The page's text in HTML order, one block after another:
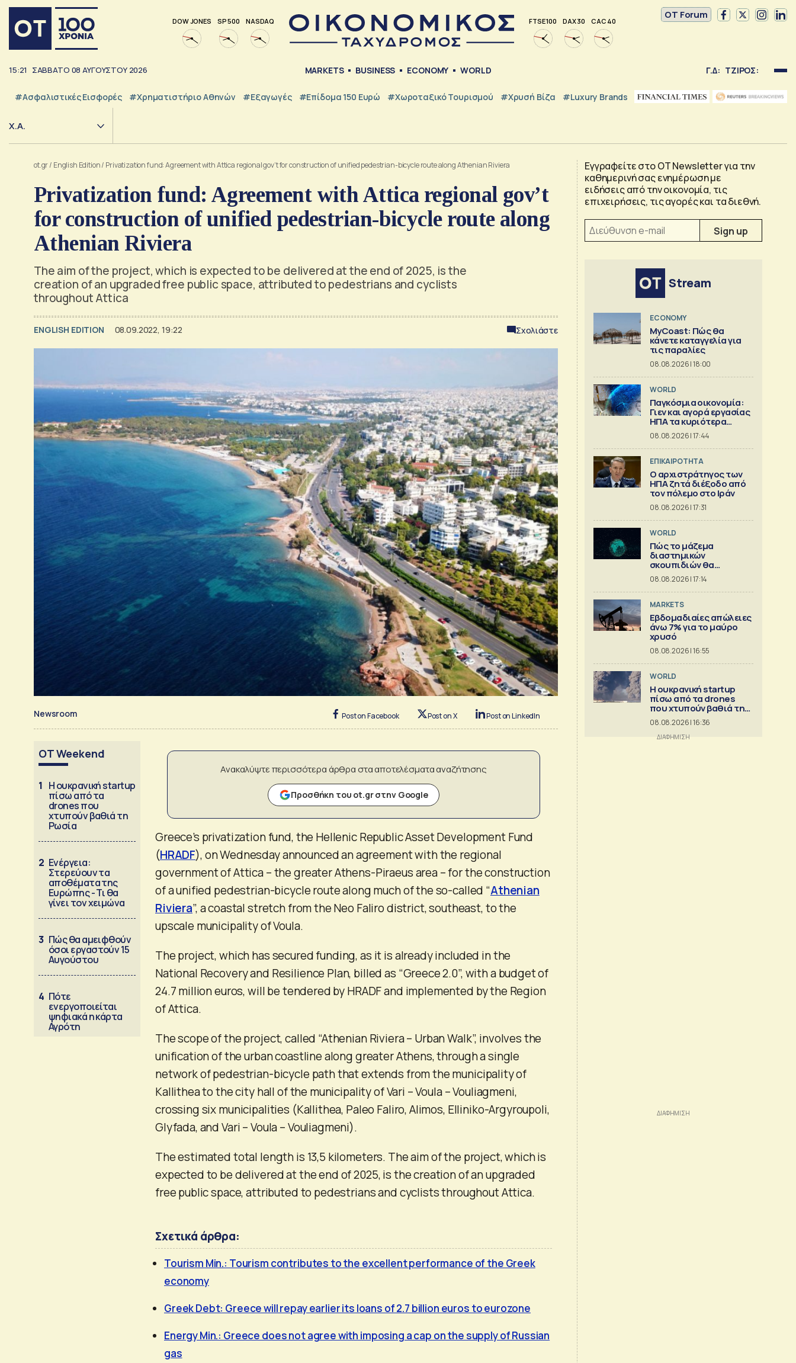
DOW JONES SP 500 NASDAQ FTSE 100 DAX 30 CAC 40
OT Forum
15:21 ΣΑΒΒΑΤΟ 08 ΑΥΓΟΥΣΤΟΥ 2026 MARKETS BUSINESS ECONOMY WORLD Γ.Δ: ΤΖΙΡΟΣ:
#Ασφαλιστικές Εισφορές #Χρηματιστήριο Αθηνών #εξαγωγές #Επίδομα 150 Ευρώ #Χωροταξικό Τουρισμού #Χρυσή Βίζα #luxury Brands
Χ.Α.
ot.gr/ English Edition/ Privatization fund: Agreement with Attica regional gov’t for construction of unified pedestrian-bicycle route along Athenian Riviera
Privatization fund: Agreement with Attica regional gov’t
for construction of unified pedestrian-bicycle route along
Athenian Riviera
The aim of the project, which is expected to be delivered at the end of 2025, is the
creation of an upgraded free public space, attributed to pedestrians and cyclists
throughout Attica
ENGLISH EDITION 08.09.2022, 19:22 Σχολιάστε
Newsroom Post on Facebook Post on X Post on LinkedIn
OT Weekend
1 Η ουκρανική startup
πίσω από τα
drones που
χτυπούν βαθιά τη
Ρωσία
2 Ενέργεια:
Στερεύουν τα
αποθέματα της
Ευρώπης - Τι θα
γίνει τον χειμώνα
3 Πώς θα αμειφθούν
όσοι εργαστούν 15
Αυγούστου
4 Πότε
ενεργοποιείται
ψηφιακά η κάρτα
Αγρότη
Ανακαλύψτε περισσότερα άρθρα στα αποτελέσματα αναζήτησης
Προσθήκη του ot.gr στην Google
Greece’s privatization fund, the Hellenic Republic Asset Development Fund
(HRADF), on Wednesday announced an agreement with the regional
government of Attica – the greater Athens-Piraeus area – for the construction
of a unified pedestrian-bicycle route along much of the so-called “Athenian
Riviera”, a coastal stretch from the Neo Faliro district, southeast, to the
upscale municipality of Voula.
The project, which has secured funding, as it is already included in the
National Recovery and Resilience Plan, billed as “Greece 2.0”, with a budget of
24.7 million euros, will be tendered by HRADF and implemented by the Region
of Attica.
The scope of the project, called “Athenian Riviera – Urban Walk”, involves the
unification of the urban coastline along greater Athens, through a single
network of pedestrian-bicycle path that extends from the municipality of
Kallithea to the city hall of the municipality of Vari – Voula – Vouliagmeni,
crossing six municipalities (Kallithea, Paleo Faliro, Alimos, Elliniko-Argyroupoli,
Glyfada, and Vari – Voula – Vouliagmeni).
The estimated total length is 13,5 kilometers. The aim of the project, which is
expected to be delivered at the end of 2025, is the creation of an upgraded
free public space, attributed to pedestrians and cyclists throughout Attica.
Σχετικά άρθρα:
Tourism Min.: Tourism contributes to the excellent performance of the Greek
economy
Greek Debt: Greece will repay earlier its loans of 2.7 billion euros to eurozone
Energy Min.: Greece does not agree with imposing a cap on the supply of Russian
gas
Εγγραφείτε στο OT Newsletter για την
καθημερινή σας ενημέρωση με
ειδήσεις από την οικονομία, τις
επιχειρήσεις, τις αγορές και τα διεθνή.
Stream
ECONOMY
MyCoast: Πώς θα
κάνετε καταγγελία για
τις παραλίες
08.08.2026 | 18:00
WORLD
Παγκόσμια οικονομία:
Γιεν και αγορά εργασίας
ΗΠΑ τα κυριότερα
γεγονότα
08.08.2026 | 17:44
ΕΠΙΚΑΙΡΟΤΗΤΑ
Ο αρχιστράτηγος των
ΗΠΑ ζητά διέξοδο από
τον πόλεμο στο Ιράν
08.08.2026 | 17:31
WORLD
Πώς το μάζεμα
διαστημικών
σκουπιδιών θα
μπορούσε να εξελιχθεί
σε μια μεγάλη
επιχείρηση
08.08.2026 | 17:14
MARKETS
Εβδομαδιαίες απώλειες
άνω 7% για το μαύρο
χρυσό
08.08.2026 | 16:55
WORLD
Η ουκρανική startup
πίσω από τα drones
που χτυπούν βαθιά τη
Ρωσία
08.08.2026 | 16:36